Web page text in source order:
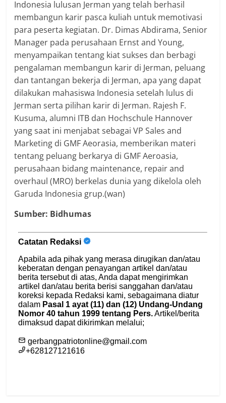
Indonesia lulusan Jerman yang telah berhasil
membangun karir pasca kuliah untuk memotivasi
para peserta kegiatan. Dr. Dimas Abdirama, Senior
Manager pada perusahaan Ernst and Young,
menyampaikan tentang kiat sukses dan berbagi
pengalaman membangun karir di Jerman, peluang
dan tantangan bekerja di Jerman, apa yang dapat
dilakukan mahasiswa Indonesia setelah lulus di
Jerman serta pilihan karir di Jerman. Rajesh F.
Kusuma, alumni ITB dan Hochschule Hannover
yang saat ini menjabat sebagai VP Sales and
Marketing di GMF Aeorasia, memberikan materi
tentang peluang berkarya di GMF Aeroasia,
perusahaan bidang maintenance, repair and
overhaul (MRO) berkelas dunia yang dikelola oleh
Garuda Indonesia grup.(wan)
Sumber: Bidhumas